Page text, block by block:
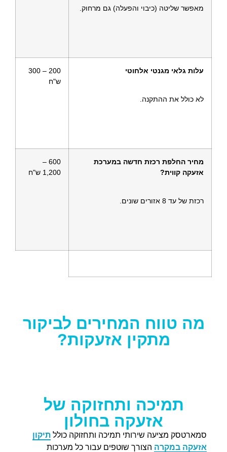
מאפשר שליטה (כיבוי והפעלה) גם מרחוק.
עלות גלאי מגנטי אלחוטי
לא כולל את ההתקנה.
200 – 300
ש"ח
מחיר החלפת רכזת חדשה במערכת
אזעקה קווית?
רכזת של עד 8 אזורים שונים.
600 –
1,200 ש"ח
מה טווח המחירים לביקור
מתקין אזעקות?
תמיכה ותחזוקה של
אזעקה בחולון
סמארטסק מציעה שירותי תמיכה ותחזוקה כולל תיקון
אזעקה במקרה הצורך שוטפים עבור כל מערכות